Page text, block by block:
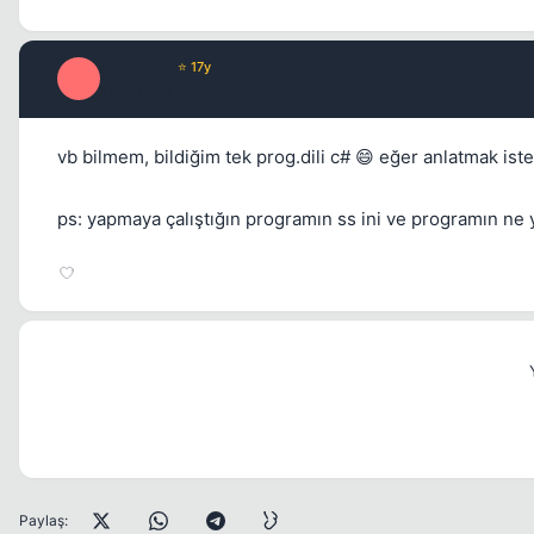
⭐ 17y
vb bilmem, bildiğim tek prog.dili c# 😄 eğer anlatmak
ps: yapmaya çalıştığın programın ss ini ve programın
Paylaş: